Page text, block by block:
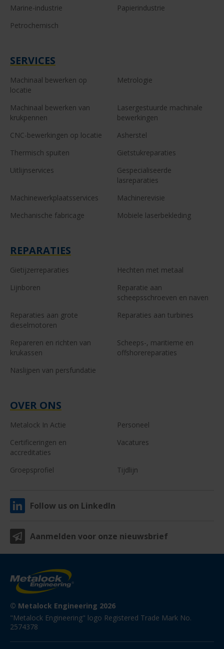
Marine-industrie
Papierindustrie
Petrochemisch
SERVICES
Machinaal bewerken op
locatie
Metrologie
Machinaal bewerken van
krukpennen
Lasergestuurde machinale
bewerkingen
CNC-bewerkingen op locatie
Asherstel
Thermisch spuiten
Gietstukreparaties
Uitlijnservices
Gespecialiseerde
lasreparaties
Machinewerkplaatsservices
Machinerevisie
Mechanische fabricage
Mobiele laserbekleding
REPARATIES
Gietijzerreparaties
Hechten met metaal
Lijnboren
Reparatie aan
scheepsschroeven en naven
Reparaties aan grote
dieselmotoren
Reparaties aan turbines
Repareren en richten van
krukassen
Scheeps-, maritieme en
offshorereparaties
Naslijpen van persfundatie
OVER ONS
Metalock In Actie
Personeel
Certificeringen en
accreditaties
Vacatures
Groepsprofiel Tijdlijn
Follow us on LinkedIn
Aanmelden voor onze nieuwsbrief
© Metalock Engineering 2026
"Metalock Engineering" logo Registered Trade Mark No.
2574378